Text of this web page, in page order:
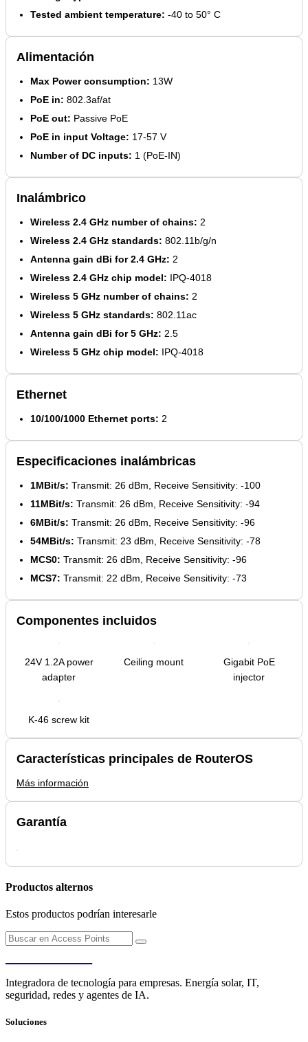
Tested ambient temperature: -40 to 50° C
Alimentación
Max Power consumption: 13W
PoE in: 802.3af/at
PoE out: Passive PoE
PoE in input Voltage: 17-57 V
Number of DC inputs: 1 (PoE-IN)
Inalámbrico
Wireless 2.4 GHz number of chains: 2
Wireless 2.4 GHz standards: 802.11b/g/n
Antenna gain dBi for 2.4 GHz: 2
Wireless 2.4 GHz chip model: IPQ-4018
Wireless 5 GHz number of chains: 2
Wireless 5 GHz standards: 802.11ac
Antenna gain dBi for 5 GHz: 2.5
Wireless 5 GHz chip model: IPQ-4018
Ethernet
10/100/1000 Ethernet ports: 2
Especificaciones inalámbricas
1MBit/s: Transmit: 26 dBm, Receive Sensitivity: -100
11MBit/s: Transmit: 26 dBm, Receive Sensitivity: -94
6MBit/s: Transmit: 26 dBm, Receive Sensitivity: -96
54MBit/s: Transmit: 23 dBm, Receive Sensitivity: -78
MCS0: Transmit: 26 dBm, Receive Sensitivity: -96
MCS7: Transmit: 22 dBm, Receive Sensitivity: -73
Componentes incluidos
24V 1.2A power
adapter
Ceiling mount
Gigabit PoE
injector
K-46 screw kit
Características principales de RouterOS
Más información
Garantía
Productos alternos
Estos productos podrían interesarle
Integradora de tecnología para empresas. Energía solar, IT,
seguridad, redes y agentes de IA.
Soluciones